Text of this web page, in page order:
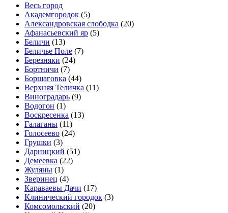
Весь город
Академгородок (5)
Александровская слободка (20)
Афанасьевский яр (5)
Беличи (13)
Беличье Поле (7)
Березняки (24)
Бортничи (7)
Борщаговка (44)
Верхняя Теличка (11)
Виноградарь (9)
Водогон (1)
Воскресенка (13)
Галаганы (11)
Голосеево (24)
Грушки (3)
Дарницкий (51)
Демеевка (22)
Жуляны (1)
Зверинец (4)
Караваевы Дачи (17)
Клинический городок (3)
Комсомольский (20)